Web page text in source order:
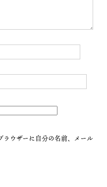
ウザーに自分の名前、メール